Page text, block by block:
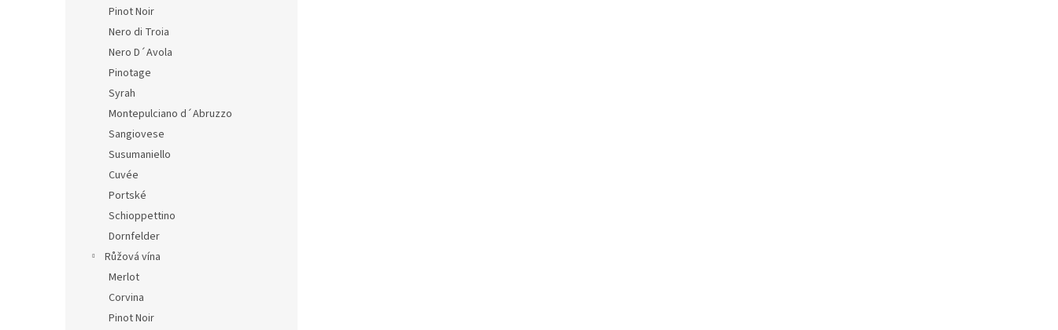
Pinot Noir
Nero di Troia
Nero D´Avola
Pinotage
Syrah
Montepulciano d´Abruzzo
Sangiovese
Susumaniello
Cuvée
Portské
Schioppettino
Dornfelder
Růžová vína
Merlot
Corvina
Pinot Noir